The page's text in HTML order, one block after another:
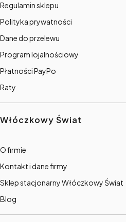
Regulamin sklepu
Polityka prywatności
Dane do przelewu
Program lojalnościowy
Płatności PayPo
Raty
Włóczkowy Świat
O firmie
Kontakt i dane firmy
Sklep stacjonarny Włóczkowy Świat
Blog